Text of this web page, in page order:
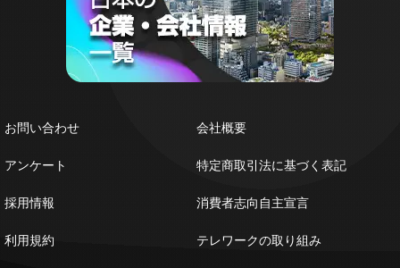
お問い合わせ
アンケート
採用情報
利用規約
会社概要
特定商取引法に基づく表記
消費者志向自主宣言
テレワークの取り組み